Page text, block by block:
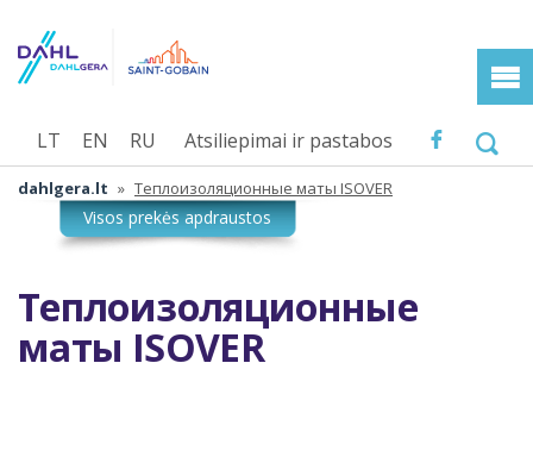
Atsiliepimai ir pastabos
LT EN RU
dahlgera.lt » Теплоизоляционные маты ISOVER
Теплоизоляционные
маты ISOVER